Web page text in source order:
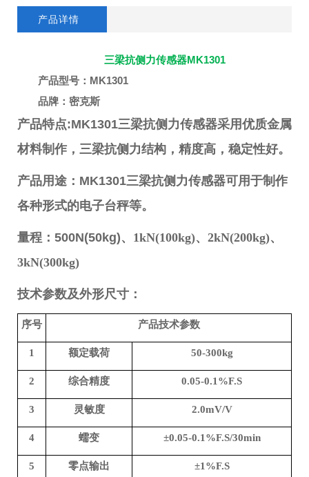
产品详情
三梁抗侧力传感器MK1301
产品型号：MK1301
品牌：密克斯
产品特点:MK1301三梁抗侧力传感器采用优质金属
材料制作，三梁抗侧力结构，精度高，稳定性好。
产品用途： MK1301三梁抗侧力传感器可用于制作
各种形式的电子台秤等。
量程： 500N(50kg)、 1kN(100kg)、 2kN(200kg)、
3kN(300kg)
技术参数及外形尺寸：
序号 产品技术参数
1 额定载荷 50-300kg
2 综合精度 0.05-0.1 %F.S
3 灵敏度 2.0mV/V
4 蠕变 ±0.05-0.1 %F.S/30min
5 零点输出 ±1%F.S